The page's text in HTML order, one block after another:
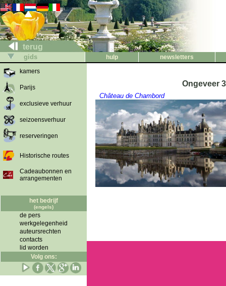
terug
gids hulp
newsletters
kamers
Parijs
exclusieve verhuur
seizoensverhuur
reserveringen
Historische routes
Cadeaubonnen en
arrangementen
het bedrijf
(engels)
de pers
werkgelegenheid
auteursrechten
contacts
lid worden
Volg ons:
Ongeveer
Château de Chambord